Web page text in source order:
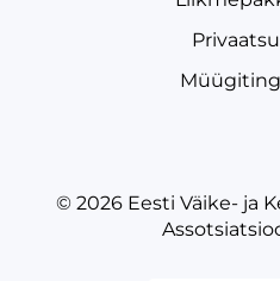
© 2026 Eesti Väike- ja